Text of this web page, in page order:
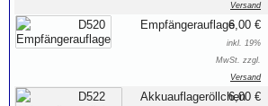
Versand
D520 Empfängerauflage6,00 €
inkl. 19%
MwSt. zzgl.
Versand
D522
Akkuauflageröllchen6,00 €